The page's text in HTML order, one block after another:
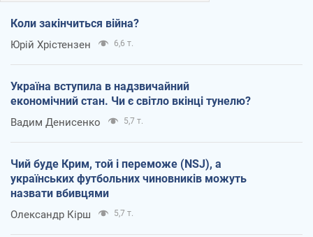
Коли закінчиться війна?
Юрій Хрістензен 6,6 т.
Україна вступила в надзвичайний
економічний стан. Чи є світло вкінці тунелю?
Вадим Денисенко 5,7 т.
Чий буде Крим, той і переможе (NSJ), а
українських футбольних чиновників можуть
назвати вбивцями
Олександр Кірш 5,7 т.